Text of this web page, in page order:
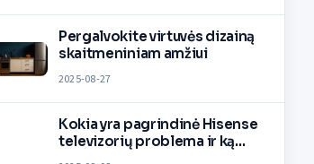
Pergalvokite virtuvės dizainą
skaitmeniniam amžiui
2025-08-27
Kokia yra pagrindinė Hisense
televizorių problema ir ką